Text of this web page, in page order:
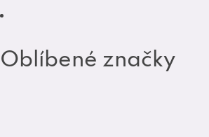
Oblíbené značky